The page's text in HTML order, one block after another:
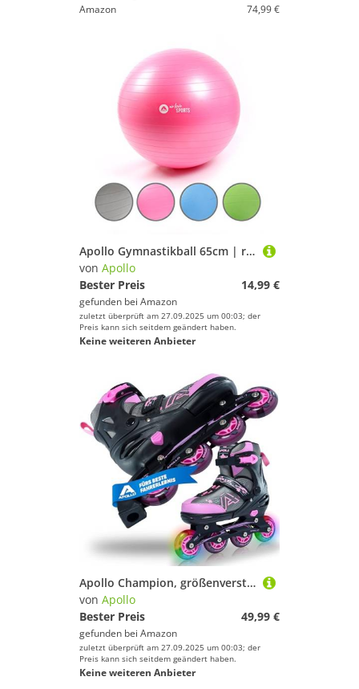
Amazon
74,99 €
Apollo Gymnastikball 65cm | robuster Fitnessball und Sitzball Inkl. Pumpe | Rückenschonender Gymnastikball fürs Büro, Yoga | Ball fürs Workout - in 4 Farben
von Apollo
Bester Preis
14,99 €
gefunden bei Amazon
zuletzt überprüft am 27.09.2025 um 00:03; der
Preis kann sich seitdem geändert haben.
Keine weiteren Anbieter
Apollo Champion, größenverstellbare Inliner für Jungs und Mädchen ab Größe 31, für Damen und Herren bis Größe 42, hochwertige Inline Skates für Kinder und Erwachsene mit LED Rollen
von Apollo
Bester Preis
49,99 €
gefunden bei Amazon
zuletzt überprüft am 27.09.2025 um 00:03; der
Preis kann sich seitdem geändert haben.
Keine weiteren Anbieter